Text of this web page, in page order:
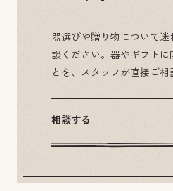
器選びや贈り物について迷
談ください。器やギフトに
とを、スタッフが直接ご相
相談する